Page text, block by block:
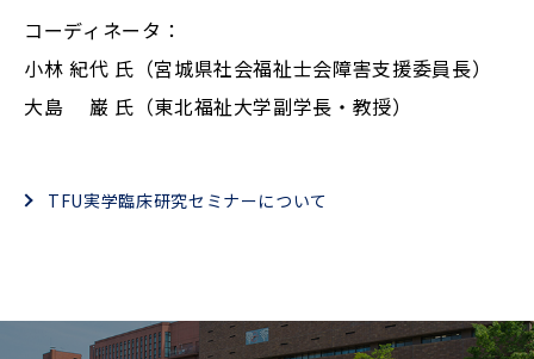
コーディネータ：
小林 紀代 氏（宮城県社会福祉士会障害支援委員長）
大島 巌 氏（東北福祉大学副学長・教授）
TFU実学臨床研究セミナーについて